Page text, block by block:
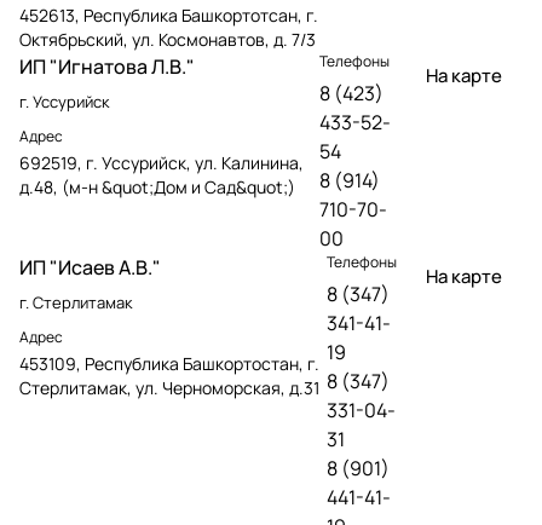
452613, Республика Башкортотсан, г.
Октябрьский, ул. Космонавтов, д. 7/3
ИП "Игнатова Л.В."
г. Уссурийск
Адрес
692519, г. Уссурийск, ул. Калинина,
д.48, (м-н &quot;Дом и Сад&quot;)
Телефоны
8 (423)
433-52-
54
8 (914)
710-70-
00
На карте
ИП "Исаев А.В."
г. Стерлитамак
Адрес
453109, Республика Башкортостан, г.
Стерлитамак, ул. Черноморская, д.31
Телефоны
8 (347)
341-41-
19
8 (347)
331-04-
31
8 (901)
441-41-
На карте